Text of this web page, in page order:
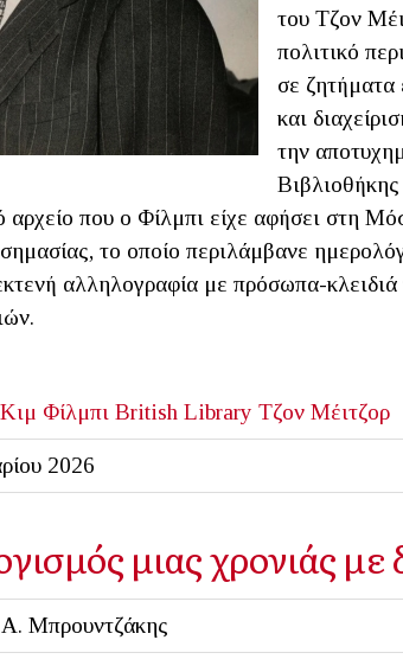
του Τζον
πολιτικό
σε ζητήματα
και
την
αρχείο που ο Φίλμπι είχε αφήσει στη
το οποίο περιλάμβανε
αλληλογραφία με πρόσωπα-κλειδιά
Κιμ Φίλμπι British Library Τζον Μέιτζορ
2026
μιας χρονιάς
Μπρουντζάκης